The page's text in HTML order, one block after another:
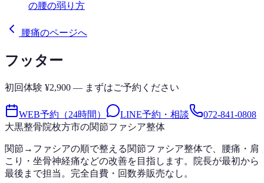
の腰の弱り方
腰痛のページへ
フッター
初回体験 ¥2,900 — まずはご予約ください
WEB予約（24時間） LINE予約・相談
072-841-0808
大黒整骨院枚方市の関節ファシア整体
関節→ファシアの順で整える関節ファシア整体で、腰痛・肩
こり・坐骨神経痛などの改善を目指します。院長が最初から
最後まで担当。完全自費・回数券販売なし。